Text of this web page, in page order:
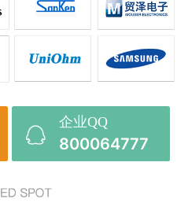
企业QQ
800064777